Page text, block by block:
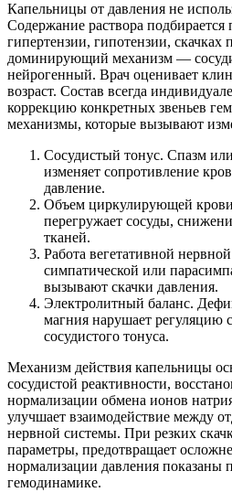
Капельницы от давления не
Содержание раствора
гипертензии, гипотензии, скачках
доминирующий механизм —
нейрогенный. Врач оценивает
возраст. Состав всегда
коррекцию конкретных звеньев
механизмы, которые вызывают
Сосудистый тонус. Спазм
изменяет сопротивление
давление.
Объем циркулирующей
перегружает сосуды,
тканей.
Работа вегетативной
симпатической или
вызывают скачки давления.
Электролитный баланс.
магния нарушает регуляцию
сосудистого тонуса.
Механизм действия капельницы
сосудистой реактивности,
нормализации обмена ионов
улучшает взаимодействие между
нервной системы. При резких
параметры, предотвращает
нормализации давления показаны
гемодинамике.